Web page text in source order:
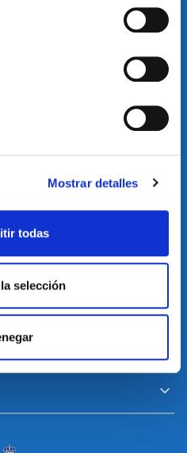
Mostrar detalles
todas
selección
Volver arriba
y no te pierdas las últimas